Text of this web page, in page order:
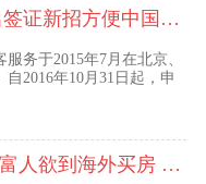
脱欧后英国出签证新招方便中国访客进入欧盟
务于2015年7月在北京、
2016年10月31日起，申
调查:6成中国富人欲到海外买房 最想移民去美国